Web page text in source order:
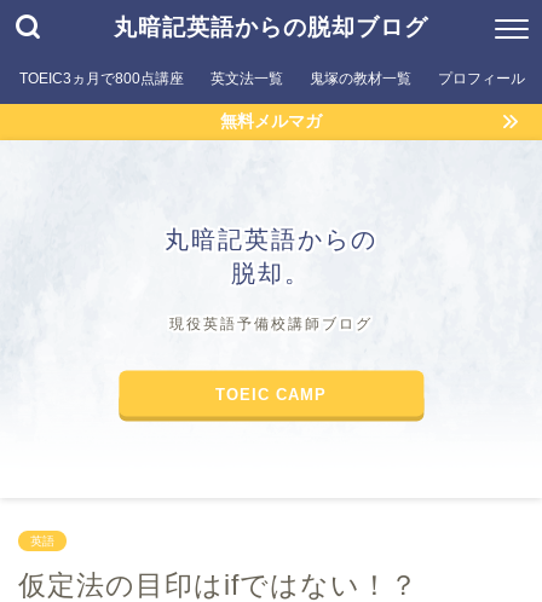
丸暗記英語からの脱却ブログ
TOEIC3ヵ月で800点講座 英文法一覧 鬼塚の教材一覧 プロフィール
無料メルマガ
丸暗記英語からの
脱却。
現役英語予備校講師ブログ
TOEIC CAMP
英語
仮定法の目印はifではない！？